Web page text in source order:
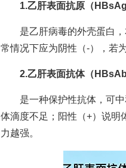
1.乙肝表面抗原（HBsAg
是乙肝病毒的外壳蛋白，
常情况下应为阴性（-），若
2.乙肝表面抗体（HBsAb
是一种保护性抗体，可中
体滴度不足；阳性（+）说明
力越强。